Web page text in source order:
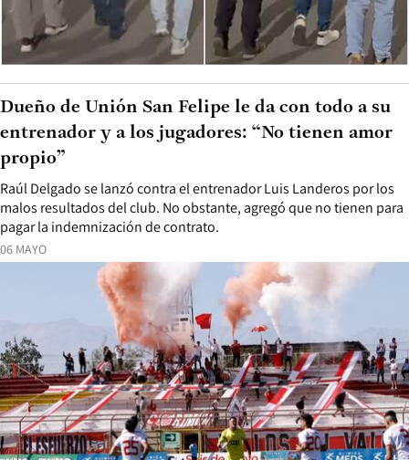
06 MAYO
Raúl Delgado se lanzó contra el entrenador Luis Landeros por los
malos resultados del club. No obstante, agregó que no tienen para
pagar la indemnización de contrato.
Dueño de Unión San Felipe le da con todo a su
entrenador y a los jugadores: “No tienen amor
propio”